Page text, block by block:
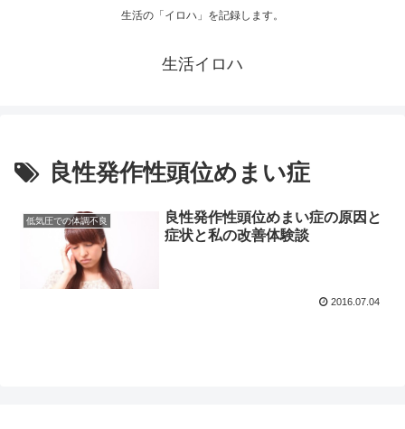
生活の「イロハ」を記録します。
生活イロハ
良性発作性頭位めまい症
低気圧での体調不良
良性発作性頭位めまい症の原因と
症状と私の改善体験談
2016.07.04